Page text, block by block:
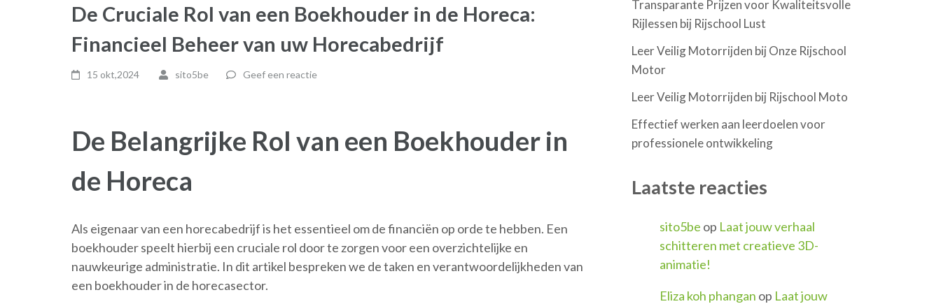
De Cruciale Rol van een Boekhouder in de Horeca:
Financieel Beheer van uw Horecabedrijf
15 okt,2024 sito5be Geef een reactie
De Belangrijke Rol van een Boekhouder in
de Horeca
Als eigenaar van een horecabedrijf is het essentieel om de financiën op orde te hebben. Een
boekhouder speelt hierbij een cruciale rol door te zorgen voor een overzichtelijke en
nauwkeurige administratie. In dit artikel bespreken we de taken en verantwoordelijkheden van
een boekhouder in de horecasector.
Transparante Prijzen voor Kwaliteitsvolle
Rijlessen bij Rijschool Lust
Leer Veilig Motorrijden bij Onze Rijschool
Motor
Leer Veilig Motorrijden bij Rijschool Moto
Effectief werken aan leerdoelen voor
professionele ontwikkeling
Laatste reacties
sito5be op Laat jouw verhaal
schitteren met creatieve 3D-
animatie!
Eliza koh phangan op Laat jouw